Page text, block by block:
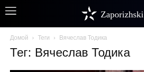
Zaporizhski
Домой Теги Вячеслав Тодика
Тег: Вячеслав Тодика